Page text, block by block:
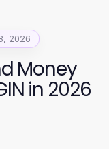
2026
Money
in 2026